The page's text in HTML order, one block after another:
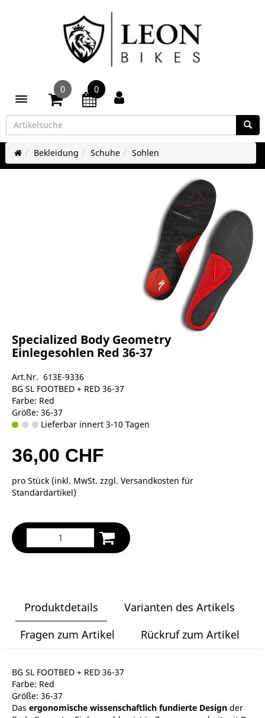
Toggle navigation
0 0
Bekleidung Schuhe Sohlen
Specialized Body Geometry
Einlegesohlen Red 36-37
Art.Nr. 613E-9336
BG SL FOOTBED + RED 36-37
Farbe: Red
Größe: 36-37
Lieferbar innert 3-10 Tagen
36,00 CHF
pro Stück (inkl. MwSt. zzgl. Versandkosten für
Standardartikel)
Produktdetails
Varianten des Artikels
Fragen zum Artikel
Rückruf zum Artikel
BG SL FOOTBED + RED 36-37
Farbe: Red
Größe: 36-37
Das ergonomische wissenschaftlich fundierte Design der